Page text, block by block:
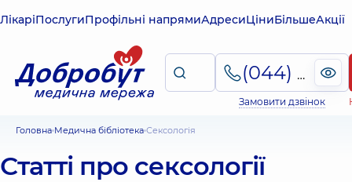
ЛікаріПослугиПрофільні напрямиАдресиЦіниБільшеАкції
(044) 495-2-888
Замовити дзвінок
Головна Медична бібліотека Сексологія
Статті про сексології